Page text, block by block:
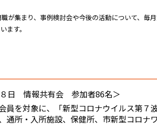
が集まり、事例検討会や今後の活動について、
ます。
８日 情報共有会 参加者86名＞
員を対象に、「新型コロナウイルス第７
通所・入所施設、保健所、市新型コロナ